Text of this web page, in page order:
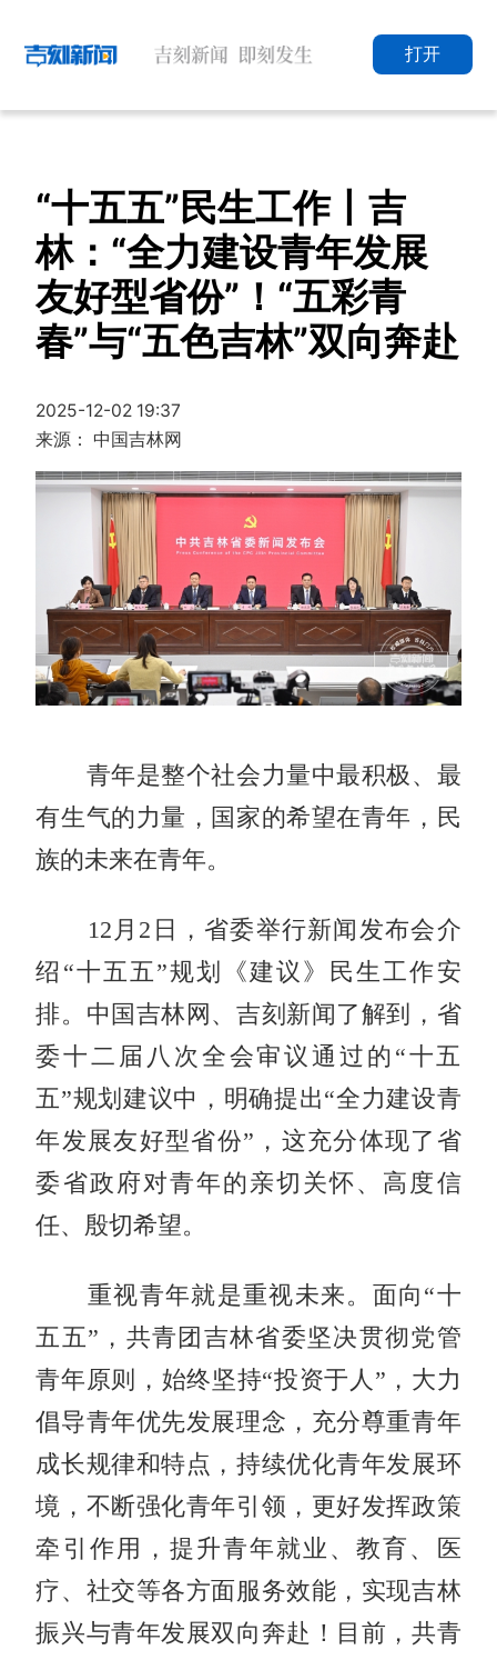
打开
“十五五”民生工作丨吉
林：“全力建设青年发展
友好型省份”！“五彩青
春”与“五色吉林”双向奔赴
2025-12-02 19:37
来源： 中国吉林网
青年是整个社会力量中最积极、最
有生气的力量，国家的希望在青年，民
族的未来在青年。
12月2日，省委举行新闻发布会介
绍“十五五”规划《建议》民生工作安
排。中国吉林网、吉刻新闻了解到， 省
委十二届八次全会审议通过的“十五
五”规划建议中，明确提出“全力建设青
年发展友好型省份”， 这充分体现了省
委省政府对青年的亲切关怀、高度信
任、殷切希望。
重视青年就是重视未来。面向 “十
五五”，共青团吉林省委坚决贯彻党管
青年原则，始终坚持“投资于人”， 大力
倡导青年优先发展理念， 充分尊重青年
成长规律和特点，持续优化青年发展环
境，不断强化青年引领，更好发挥政策
牵引作用，提升青年就业、教育、医
疗、社交等各方面服务效能，实现吉林
振兴与青年发展双向奔赴！ 目前 ，共青